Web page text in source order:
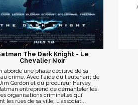
The Dark Knight - Le
Chevalier Noir
aborde une phase décisive de sa
crime. Avec l'aide du lieutenant de
Gordon et du procureur Harvey
entreprend de démanteler les
organisations criminelles qui
les rues de sa ville. L'associat...